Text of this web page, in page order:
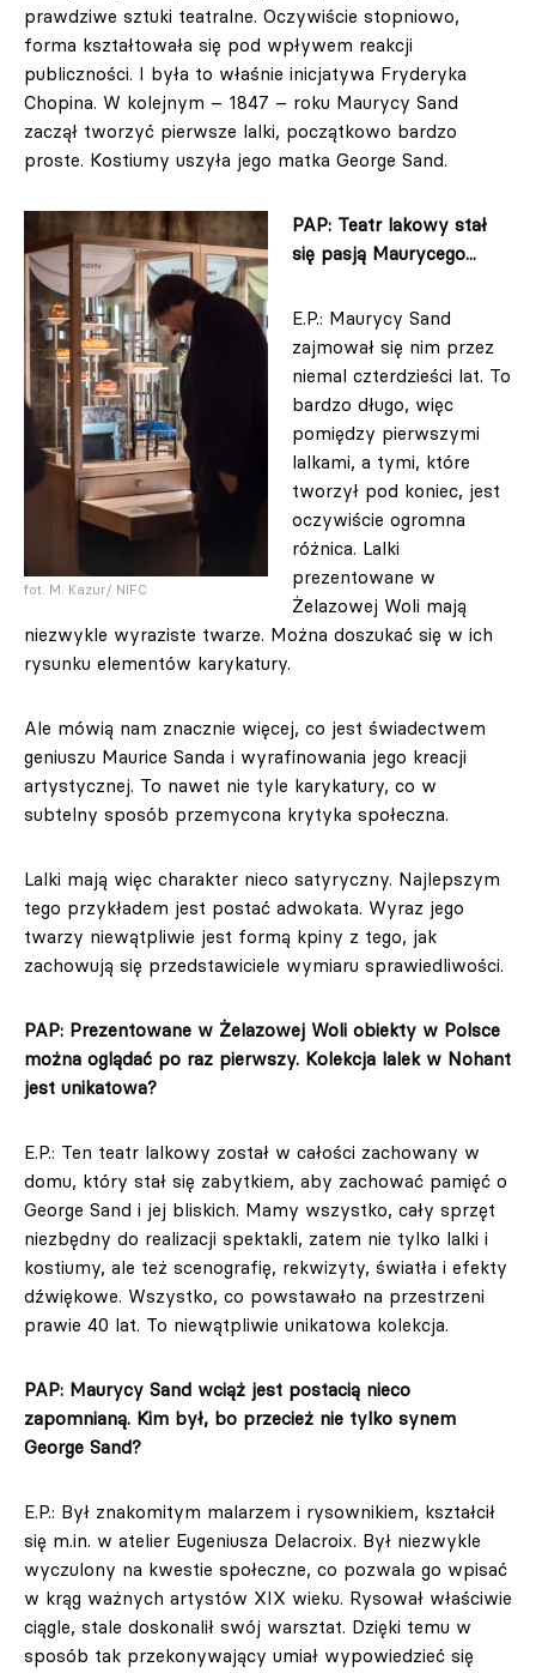
prawdziwe sztuki teatralne. Oczywiście stopniowo,
forma kształtowała się pod wpływem reakcji
publiczności. I była to właśnie inicjatywa Fryderyka
Chopina. W kolejnym – 1847 – roku Maurycy Sand
zaczął tworzyć pierwsze lalki, początkowo bardzo
proste. Kostiumy uszyła jego matka George Sand.
fot. M. Kazur/ NIFC
PAP: Teatr lakowy stał
się pasją Maurycego...
E.P.: Maurycy Sand
zajmował się nim przez
niemal czterdzieści lat. To
bardzo długo, więc
pomiędzy pierwszymi
lalkami, a tymi, które
tworzył pod koniec, jest
oczywiście ogromna
różnica. Lalki
prezentowane w
Żelazowej Woli mają
niezwykle wyraziste twarze. Można doszukać się w ich
rysunku elementów karykatury.
Ale mówią nam znacznie więcej, co jest świadectwem
geniuszu Maurice Sanda i wyrafinowania jego kreacji
artystycznej. To nawet nie tyle karykatury, co w
subtelny sposób przemycona krytyka społeczna.
Lalki mają więc charakter nieco satyryczny. Najlepszym
tego przykładem jest postać adwokata. Wyraz jego
twarzy niewątpliwie jest formą kpiny z tego, jak
zachowują się przedstawiciele wymiaru sprawiedliwości.
PAP: Prezentowane w Żelazowej Woli obiekty w Polsce
można oglądać po raz pierwszy. Kolekcja lalek w Nohant
jest unikatowa?
E.P.: Ten teatr lalkowy został w całości zachowany w
domu, który stał się zabytkiem, aby zachować pamięć o
George Sand i jej bliskich. Mamy wszystko, cały sprzęt
niezbędny do realizacji spektakli, zatem nie tylko lalki i
kostiumy, ale też scenografię, rekwizyty, światła i efekty
dźwiękowe. Wszystko, co powstawało na przestrzeni
prawie 40 lat. To niewątpliwie unikatowa kolekcja.
PAP: Maurycy Sand wciąż jest postacią nieco
zapomnianą. Kim był, bo przecież nie tylko synem
George Sand?
E.P.: Był znakomitym malarzem i rysownikiem, kształcił
się m.in. w atelier Eugeniusza Delacroix. Był niezwykle
wyczulony na kwestie społeczne, co pozwala go wpisać
w krąg ważnych artystów XIX wieku. Rysował właściwie
ciągle, stale doskonalił swój warsztat. Dzięki temu w
sposób tak przekonywający umiał wypowiedzieć się